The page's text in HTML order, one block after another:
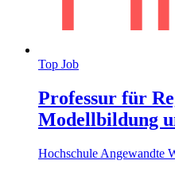
Top Job
Professur für
Modell­bildung
Hochschule Angewandte